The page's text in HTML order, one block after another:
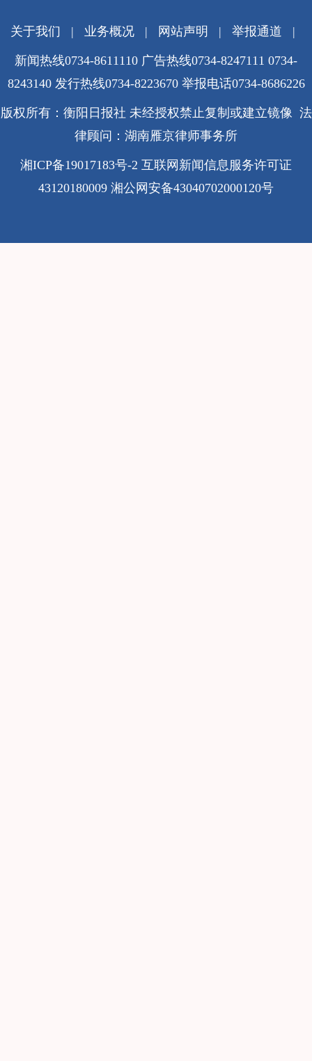
关于我们 | 业务概况| 网站声明 | 举报通道 |
新闻热线0734-8611110 广告热线0734-8247111 0734-
8243140 发行热线0734-8223670 举报电话0734-8686226
版权所有：衡阳日报社 未经授权禁止复制或建立镜像 法
律顾问：湖南雁京律师事务所
湘ICP备19017183号-2 互联网新闻信息服务许可证
43120180009 湘公网安备43040702000120号